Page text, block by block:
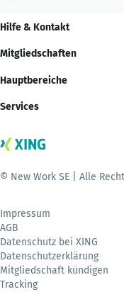
Hilfe & Kontakt
Mitgliedschaften
Hauptbereiche
Services
© New Work SE | Alle
Impressum
AGB
Datenschutz bei XING
Datenschutzerklärung
Mitgliedschaft kündigen
Tracking